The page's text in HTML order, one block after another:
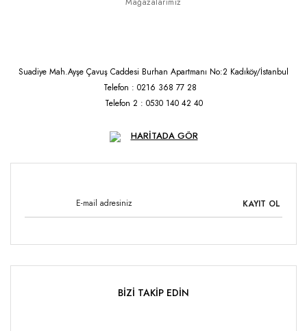
Suadiye Mah.Ayşe Çavuş Caddesi Burhan Apartmanı No:2 Kadıköy/İstanbul
Telefon : 0216 368 77 28
Telefon 2 : 0530 140 42 40
HARİTADA GÖR
KAYIT OL
BİZİ TAKİP EDİN